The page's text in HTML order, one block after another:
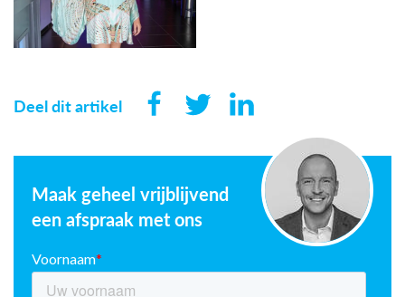
Deel dit artikel
Maak geheel vrijblijvend
een afspraak met ons